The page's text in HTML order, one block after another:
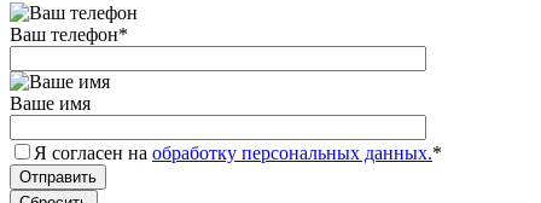
Ваш телефон*
Ваше имя
Я согласен на обработку персональных данных.*